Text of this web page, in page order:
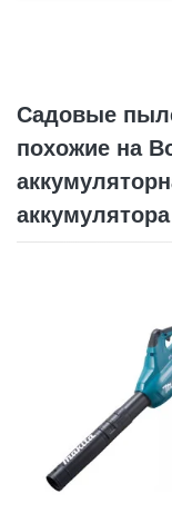
Садовые
похожие на